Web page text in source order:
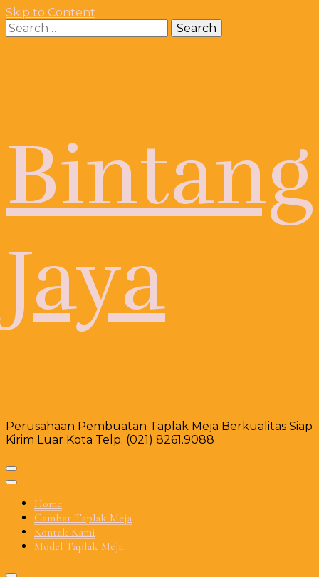
Skip to Content
Search
for:
Bintang
Jaya
Perusahaan Pembuatan Taplak Meja Berkualitas Siap
Kirim Luar Kota Telp. (021) 8261.9088
Home
Gambar Taplak Meja
Kontak Kami
Model Taplak Meja